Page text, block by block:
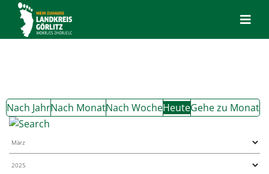
Nach JahrNach MonatNach WocheHeuteGehe zu Monat